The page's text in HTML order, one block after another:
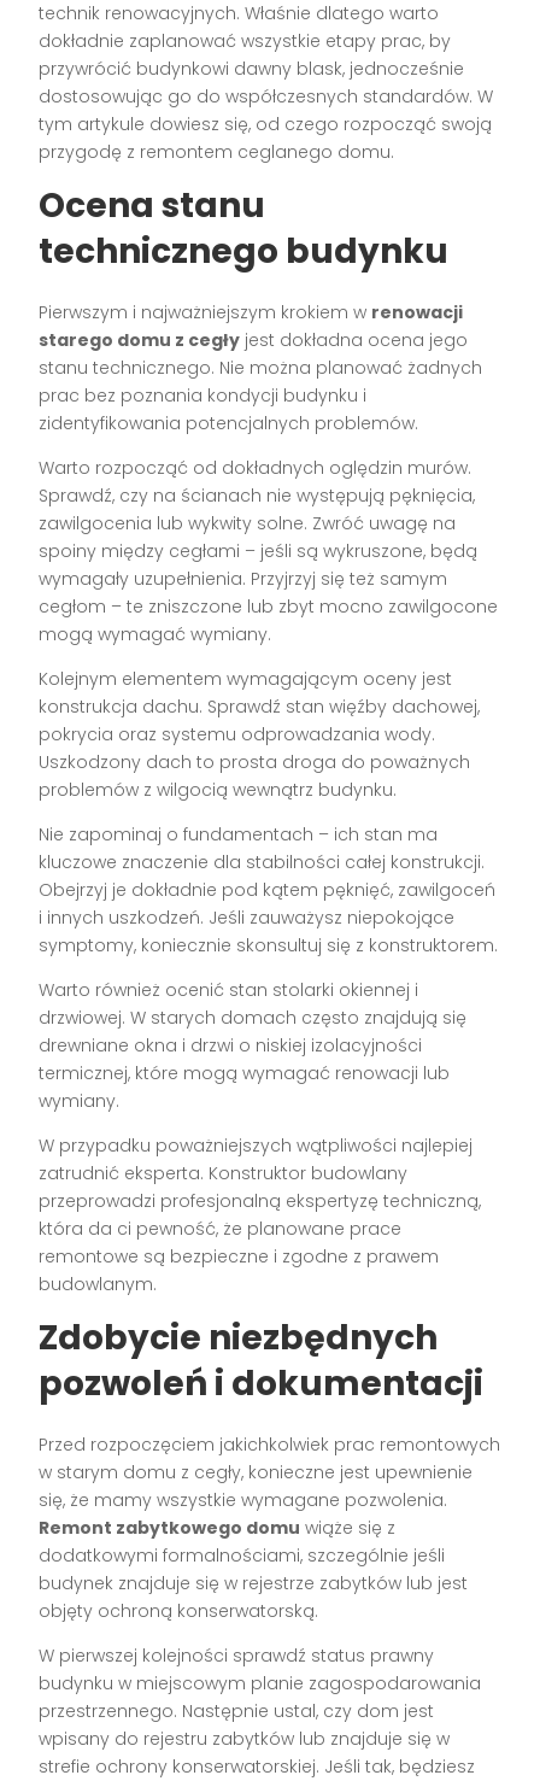
technik renowacyjnych. Właśnie dlatego warto
dokładnie zaplanować wszystkie etapy prac, by
przywrócić budynkowi dawny blask, jednocześnie
dostosowując go do współczesnych standardów. W
tym artykule dowiesz się, od czego rozpocząć swoją
przygodę z remontem ceglanego domu.
Ocena stanu
technicznego budynku
Pierwszym i najważniejszym krokiem w renowacji
starego domu z cegły jest dokładna ocena jego
stanu technicznego. Nie można planować żadnych
prac bez poznania kondycji budynku i
zidentyfikowania potencjalnych problemów.
Warto rozpocząć od dokładnych oględzin murów.
Sprawdź, czy na ścianach nie występują pęknięcia,
zawilgocenia lub wykwity solne. Zwróć uwagę na
spoiny między cegłami – jeśli są wykruszone, będą
wymagały uzupełnienia. Przyjrzyj się też samym
cegłom – te zniszczone lub zbyt mocno zawilgocone
mogą wymagać wymiany.
Kolejnym elementem wymagającym oceny jest
konstrukcja dachu. Sprawdź stan więźby dachowej,
pokrycia oraz systemu odprowadzania wody.
Uszkodzony dach to prosta droga do poważnych
problemów z wilgocią wewnątrz budynku.
Nie zapominaj o fundamentach – ich stan ma
kluczowe znaczenie dla stabilności całej konstrukcji.
Obejrzyj je dokładnie pod kątem pęknięć, zawilgoceń
i innych uszkodzeń. Jeśli zauważysz niepokojące
symptomy, koniecznie skonsultuj się z konstruktorem.
Warto również ocenić stan stolarki okiennej i
drzwiowej. W starych domach często znajdują się
drewniane okna i drzwi o niskiej izolacyjności
termicznej, które mogą wymagać renowacji lub
wymiany.
W przypadku poważniejszych wątpliwości najlepiej
zatrudnić eksperta. Konstruktor budowlany
przeprowadzi profesjonalną ekspertyzę techniczną,
która da ci pewność, że planowane prace
remontowe są bezpieczne i zgodne z prawem
budowlanym.
Zdobycie niezbędnych
pozwoleń i dokumentacji
Przed rozpoczęciem jakichkolwiek prac remontowych
w starym domu z cegły, konieczne jest upewnienie
się, że mamy wszystkie wymagane pozwolenia.
Remont zabytkowego domu wiąże się z
dodatkowymi formalnościami, szczególnie jeśli
budynek znajduje się w rejestrze zabytków lub jest
objęty ochroną konserwatorską.
W pierwszej kolejności sprawdź status prawny
budynku w miejscowym planie zagospodarowania
przestrzennego. Następnie ustal, czy dom jest
wpisany do rejestru zabytków lub znajduje się w
strefie ochrony konserwatorskiej. Jeśli tak, będziesz